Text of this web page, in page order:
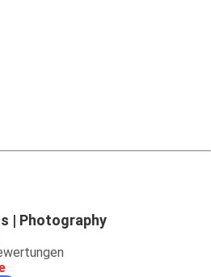
| Photography